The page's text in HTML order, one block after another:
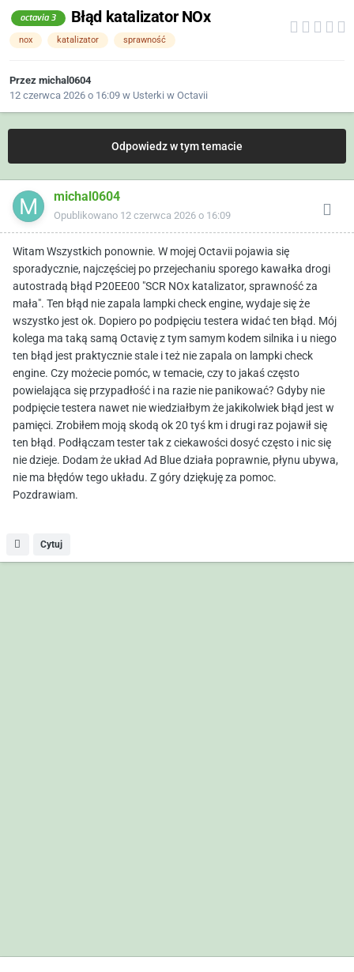
octavia 3 Błąd katalizator NOx
nox katalizator sprawność
Przez michal0604
12 czerwca 2026 o 16:09 w Usterki w Octavii
Odpowiedz w tym temacie
michal0604
Opublikowano 12 czerwca 2026 o 16:09
Witam Wszystkich ponownie. W mojej Octavii pojawia się
sporadycznie, najczęściej po przejechaniu sporego kawałka drogi
autostradą błąd P20EE00 "SCR NOx katalizator, sprawność za
mała". Ten błąd nie zapala lampki check engine, wydaje się że
wszystko jest ok. Dopiero po podpięciu testera widać ten błąd. Mój
kolega ma taką samą Octavię z tym samym kodem silnika i u niego
ten błąd jest praktycznie stale i też nie zapala on lampki check
engine. Czy możecie pomóc, w temacie, czy to jakaś często
powielająca się przypadłość i na razie nie panikować? Gdyby nie
podpięcie testera nawet nie wiedziałbym że jakikolwiek błąd jest w
pamięci. Zrobiłem moją skodą ok 20 tyś km i drugi raz pojawił się
ten błąd. Podłączam tester tak z ciekawości dosyć często i nic się
nie dzieje. Dodam że układ Ad Blue działa poprawnie, płynu ubywa,
nie ma błędów tego układu. Z góry dziękuję za pomoc.
Pozdrawiam.
Cytuj